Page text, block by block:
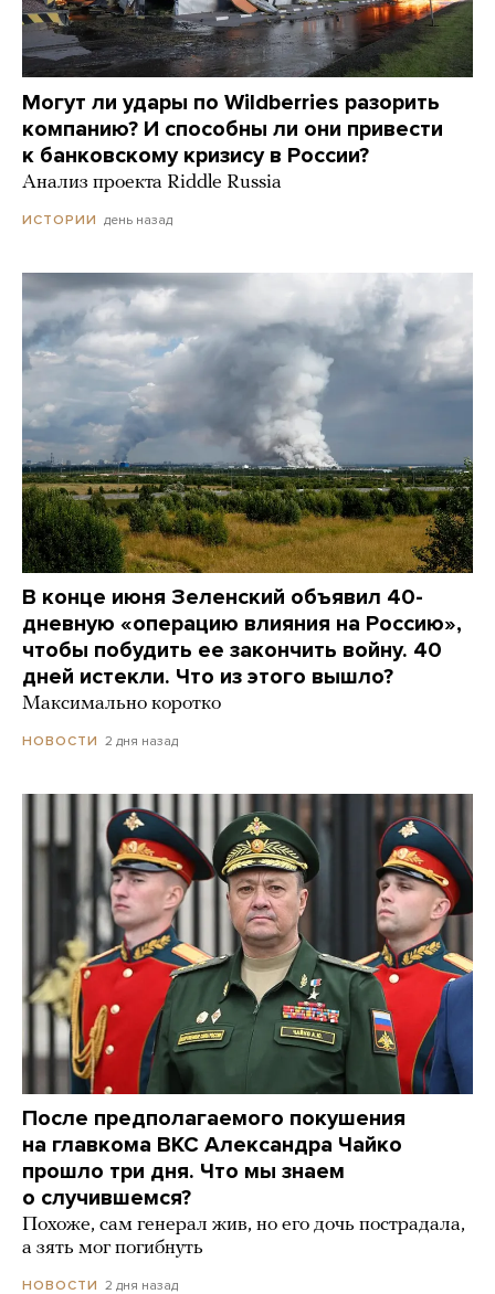
Могут ли удары по Wildberries разорить
компанию? И способны ли они привести
к банковскому кризису в России?
Анализ проекта Riddle Russia
ИСТОРИИ день назад
В конце июня Зеленский объявил 40-
дневную «операцию влияния на Россию»,
чтобы побудить ее закончить войну. 40
дней истекли. Что из этого вышло?
Максимально коротко
НОВОСТИ 2 дня назад
После предполагаемого покушения
на главкома ВКС Александра Чайко
прошло три дня. Что мы знаем
о случившемся?
Похоже, сам генерал жив, но его дочь пострадала,
а зять мог погибнуть
НОВОСТИ 2 дня назад